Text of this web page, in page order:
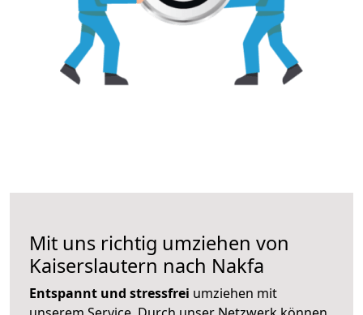
Mit uns richtig umziehen von
Kaiserslautern nach Nakfa
Entspannt und stressfrei umziehen mit